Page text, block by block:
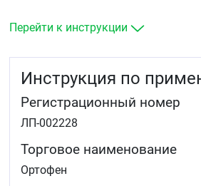
боли в мышцах (вследствие
заболеваниях (тендовагинит,
синдром).
Перейти к инструкции
Инструкция по
Регистрационный номер
ЛП-002228
Торговое наименование
Ортофен